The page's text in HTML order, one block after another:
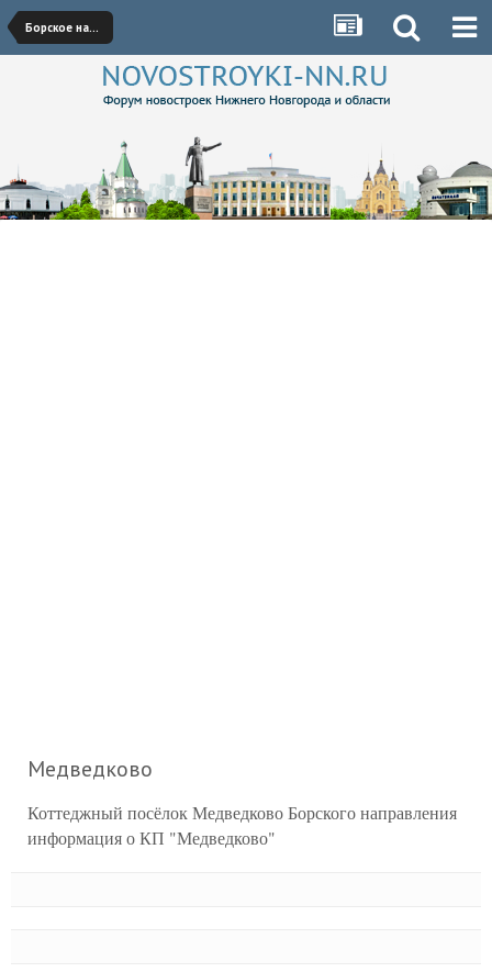
Борское направление
Медведково
Коттеджный посёлок Медведково Борского направления
информация о КП "Медведково"